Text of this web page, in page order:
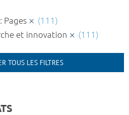
Pages
(111)
et innovation
(111)
TOUS LES FILTRES